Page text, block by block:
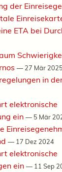
der
ETA bei
— 27 Mär 2025
in
elektronische
ein — 5 Mär
— 17 Dez 2024
elektronische
ein — 11 Sep